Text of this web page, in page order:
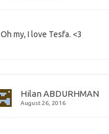
Oh my, I love Tesfa. <3
Hilan ABDURHMAN
August 26, 2016